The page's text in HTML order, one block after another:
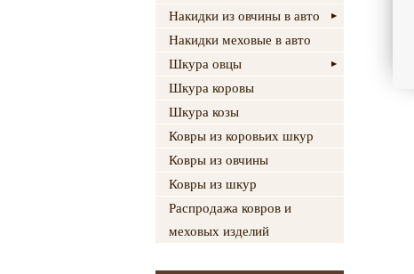
Накидки из овчины в авто
Накидки меховые в авто
Шкура овцы
Шкура коровы
Шкура козы
Ковры из коровьих шкур
Ковры из овчины
Ковры из шкур
Распродажа ковров и
меховых изделий